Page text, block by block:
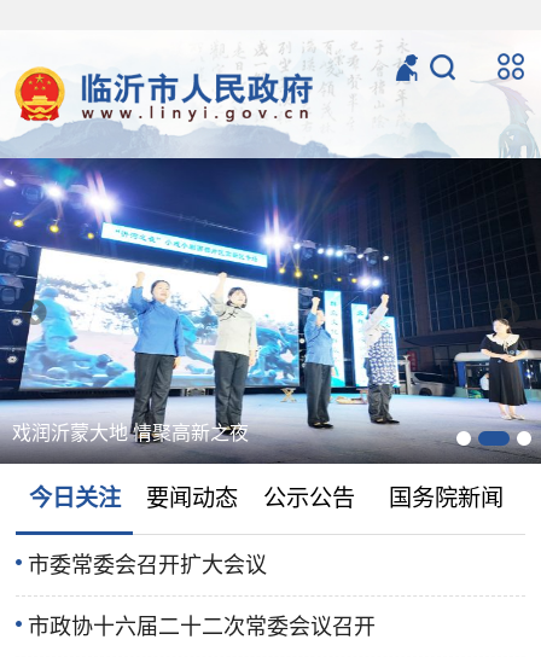
戏润沂蒙大地 情聚高新之夜
今日关注 要闻动态 公示公告 国务院新闻
市委常委会召开扩大会议
市政协十六届二十二次常委会议召开